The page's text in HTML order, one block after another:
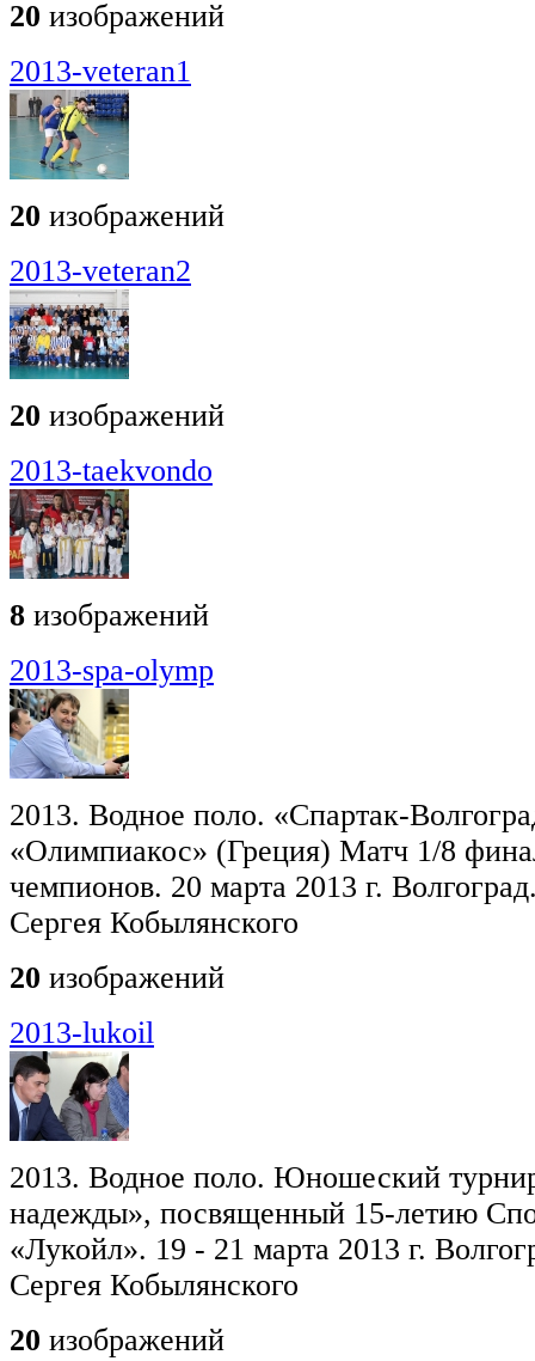
20 изображений
2013-veteran1
20 изображений
2013-veteran2
20 изображений
2013-taekvondo
8 изображений
2013-spa-olymp
2013. Водное поло. «Спартак-
«Олимпиакос» (Греция) Матч 1/8
чемпионов. 20 марта 2013 г.
Сергея Кобылянского
20 изображений
2013-lukoil
2013. Водное поло. Юношеский
надежды», посвященный 15-летию
«Лукойл». 19 - 21 марта 2013 г.
Сергея Кобылянского
20 изображений